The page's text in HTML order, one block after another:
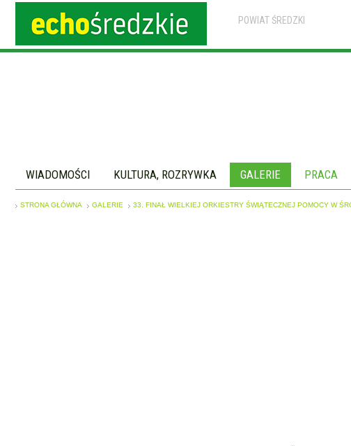
POWIAT ŚREDZKI
WIADOMOŚCI KULTURA, ROZRYWKA GALERIE PRACA
STRONA GŁÓWNA GALERIE 33. FINAŁ WIELKIEJ ORKIESTRY ŚWIĄTECZNEJ POMOCY W